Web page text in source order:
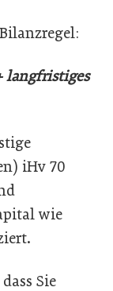
langfristiges
iHv 70
wie
Sie